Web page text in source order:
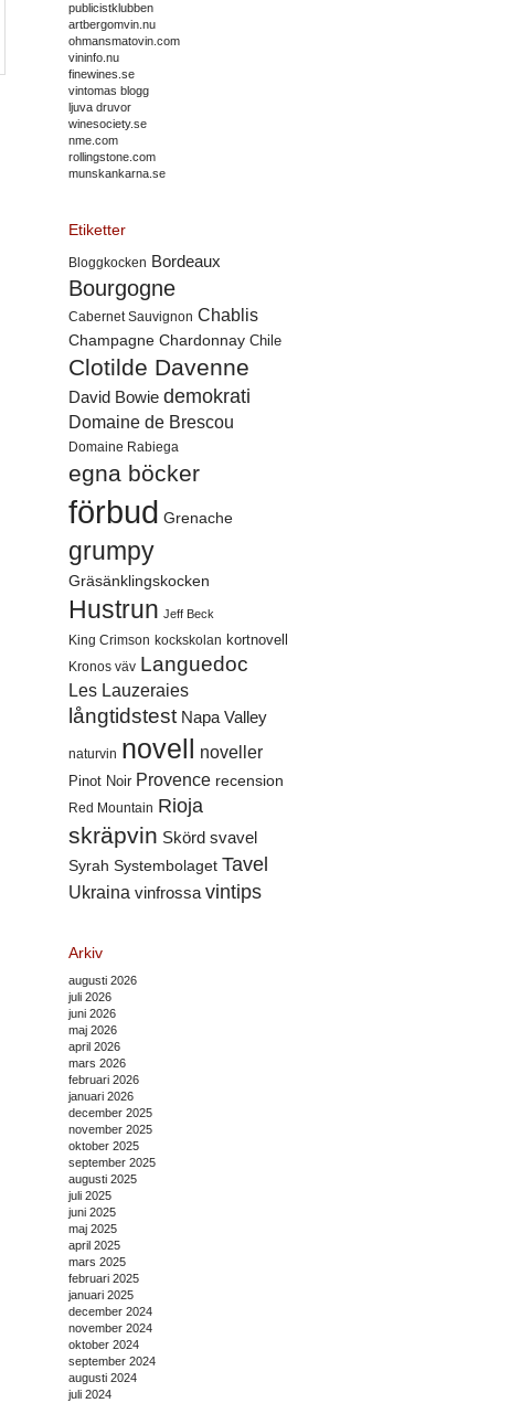
publicistklubben
artbergomvin.nu
ohmansmatovin.com
vininfo.nu
finewines.se
vintomas blogg
ljuva druvor
winesociety.se
nme.com
rollingstone.com
munskankarna.se
Etiketter
Bloggkocken Bordeaux
Bourgogne
Cabernet Sauvignon Chablis
Champagne Chardonnay Chile
Clotilde Davenne
David Bowie demokrati
Domaine de Brescou
Domaine Rabiega
egna böcker
förbud Grenache
grumpy
Gräsänklingskocken
Hustrun Jeff Beck
King Crimson kockskolan kortnovell
Kronos väv Languedoc
Les Lauzeraies
långtidstest Napa Valley
naturvin novell noveller
Pinot Noir Provence recension
Red Mountain Rioja
skräpvin Skörd svavel
Syrah Systembolaget Tavel
Ukraina vinfrossa vintips
Arkiv
augusti 2026
juli 2026
juni 2026
maj 2026
april 2026
mars 2026
februari 2026
januari 2026
december 2025
november 2025
oktober 2025
september 2025
augusti 2025
juli 2025
juni 2025
maj 2025
april 2025
mars 2025
februari 2025
januari 2025
december 2024
november 2024
oktober 2024
september 2024
augusti 2024
juli 2024